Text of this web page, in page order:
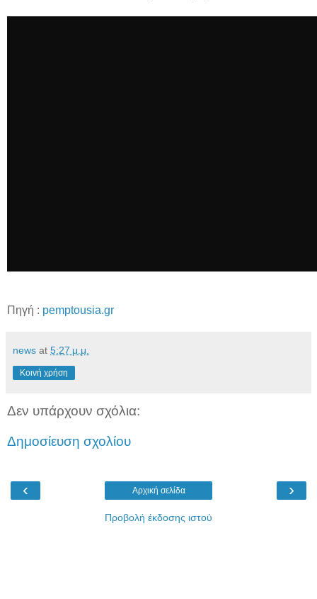
Πηγή : pemptousia.gr
news at 5:27 μ.μ.
Κοινή χρήση
Δεν υπάρχουν σχόλια:
Δημοσίευση σχολίου
‹ ›
Αρχική σελίδα
Προβολή έκδοσης ιστού